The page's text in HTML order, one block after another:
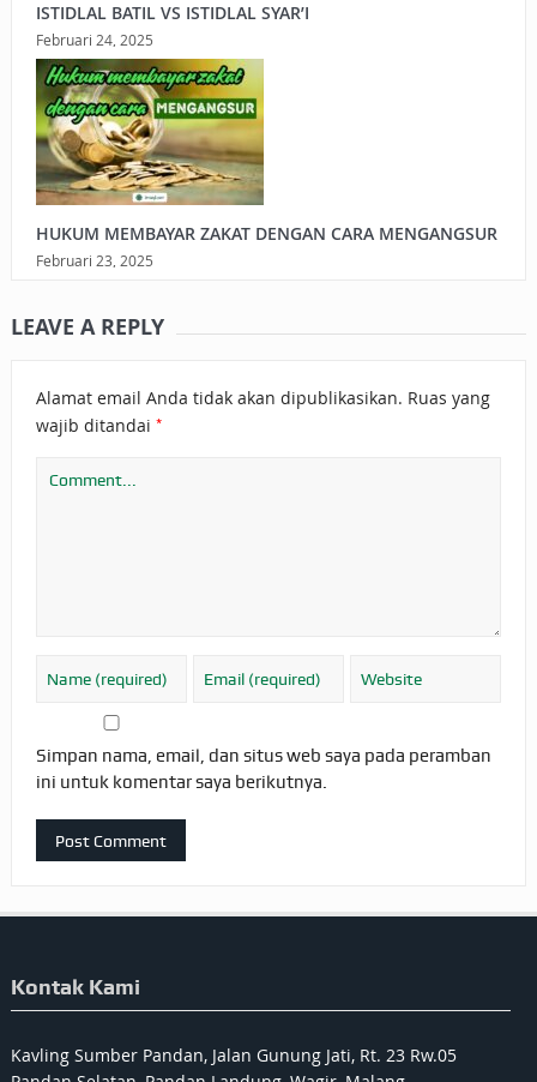
ISTIDLAL BATIL VS ISTIDLAL SYAR’I
Februari 24, 2025
HUKUM MEMBAYAR ZAKAT DENGAN CARA MENGANGSUR
Februari 23, 2025
LEAVE A REPLY
Alamat email Anda tidak akan dipublikasikan. Ruas yang
wajib ditandai *
Simpan nama, email, dan situs web saya pada peramban
ini untuk komentar saya berikutnya.
Kontak Kami
Kavling Sumber Pandan, Jalan Gunung Jati, Rt. 23 Rw.05